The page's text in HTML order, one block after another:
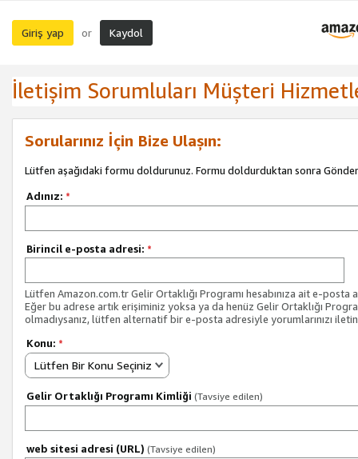
Giriş yap or Kaydol
İletişim Sorumluları Müşteri
Sorularınız İçin Bize Ulaşın:
Lütfen aşağıdaki formu doldurunuz. Formu doldurduktan sonra Gönder
Adınız: *
Birincil e-posta adresi: *
Lütfen Amazon.com.tr Gelir Ortaklığı Programı hesabınıza ait e-posta
Eğer bu adrese artık erişiminiz yoksa ya da henüz Gelir Ortaklığı
olmadıysanız, lütfen alternatif bir e-posta adresiyle yorumlarınızı
Konu: *
Lütfen Bir Konu Seçiniz
Gelir Ortaklığı Programı Kimliği (Tavsiye edilen)
web sitesi adresi (URL) (Tavsiye edilen)